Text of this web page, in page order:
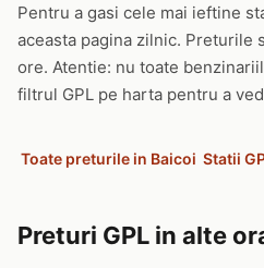
Pentru a gasi cele mai ieftine
aceasta pagina zilnic. Preturile
ore. Atentie: nu toate
filtrul GPL pe harta pentru a
Toate preturile in Baicoi Statii
Preturi GPL in alte